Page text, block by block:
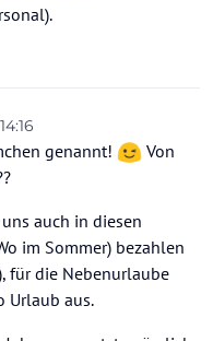
genannt!
Von
auch in diesen
im Sommer) bezahlen
für die Nebenurlaube
Urlaub aus.